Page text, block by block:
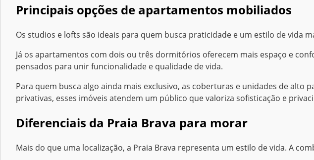
Principais opções de apartamentos mobiliados
Os studios e lofts são ideais para quem busca praticidade e um estilo de vida
Já os apartamentos com dois ou três dormitórios oferecem mais espaço e
pensados para unir funcionalidade e qualidade de vida.
Para quem busca algo ainda mais exclusivo, as coberturas e unidades de alto
privativas, esses imóveis atendem um público que valoriza sofisticação e
Diferenciais da Praia Brava para morar
Mais do que uma localização, a Praia Brava representa um estilo de vida. A